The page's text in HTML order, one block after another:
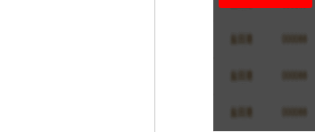
****
****
****